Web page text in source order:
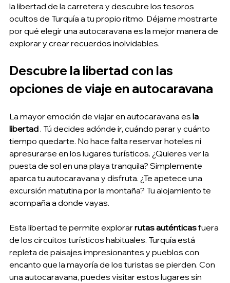
la libertad de la carretera y descubre los tesoros
ocultos de Turquía a tu propio ritmo. Déjame mostrarte
por qué elegir una autocaravana es la mejor manera de
explorar y crear recuerdos inolvidables.
Descubre la libertad con las
opciones de viaje en autocaravana
La mayor emoción de viajar en autocaravana es la
libertad . Tú decides adónde ir, cuándo parar y cuánto
tiempo quedarte. No hace falta reservar hoteles ni
apresurarse en los lugares turísticos. ¿Quieres ver la
puesta de sol en una playa tranquila? Simplemente
aparca tu autocaravana y disfruta. ¿Te apetece una
excursión matutina por la montaña? Tu alojamiento te
acompaña a donde vayas.
Esta libertad te permite explorar rutas auténticas fuera
de los circuitos turísticos habituales. Turquía está
repleta de paisajes impresionantes y pueblos con
encanto que la mayoría de los turistas se pierden. Con
una autocaravana, puedes visitar estos lugares sin